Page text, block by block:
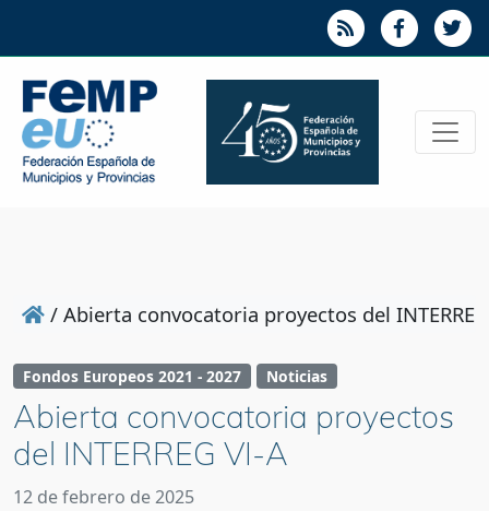
/ Abierta convocatoria proyectos del
Fondos Europeos 2021 - 2027 Noticias
Abierta convocatoria proyectos
del INTERREG VI-A
12 de febrero de 2025